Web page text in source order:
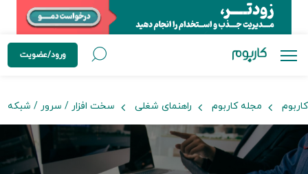
ورود/عضویت
کاربوم مجله کاربوم راهنمای شغلی سخت افزار / سرور / شبکه